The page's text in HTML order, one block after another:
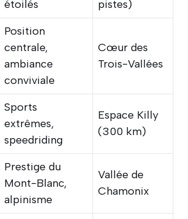
étoilés pistes)
Position
centrale,
ambiance
conviviale
Cœur des
Trois-Vallées
Sports
extrêmes,
speedriding
Espace Killy
(300 km)
Prestige du
Mont-Blanc,
alpinisme
Vallée de
Chamonix